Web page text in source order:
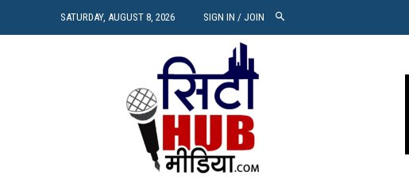
SATURDAY, AUGUST 8, 2026 SIGN IN / JOIN